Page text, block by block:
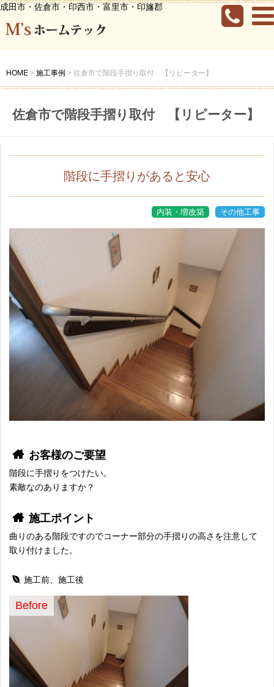
成田市・佐倉市・印西市・富里市・印旛郡
HOME > 施工事例 > 佐倉市で階段手摺り取付 【リピーター】
佐倉市で階段手摺り取付 【リピーター】
階段に手摺りがあると安心
内装・増改築 その他工事
お客様のご要望
階段に手摺りをつけたい。
素敵なのありますか？
施工ポイント
曲りのある階段ですのでコーナー部分の手摺りの高さを注意して
取り付けました。
施工前、施工後
Before